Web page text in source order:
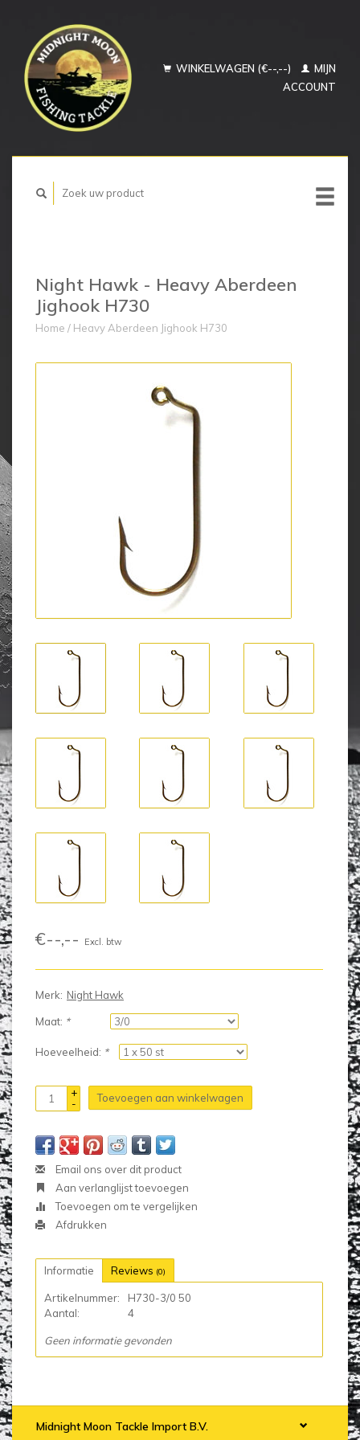
WINKELWAGEN (€--,--)
MIJN
ACCOUNT
Night Hawk - Heavy Aberdeen
Jighook H730
Home / Heavy Aberdeen Jighook H730
€--,-- Excl. btw
Merk: Night Hawk
Maat: *
Hoeveelheid: *
+
-
Toevoegen aan winkelwagen
Email ons over dit product
Aan verlanglijst toevoegen
Toevoegen om te vergelijken
Afdrukken
Informatie Reviews (0)
Artikelnummer:
H730-3/0 50
Aantal:
4
Geen informatie gevonden
Midnight Moon Tackle Import B.V.